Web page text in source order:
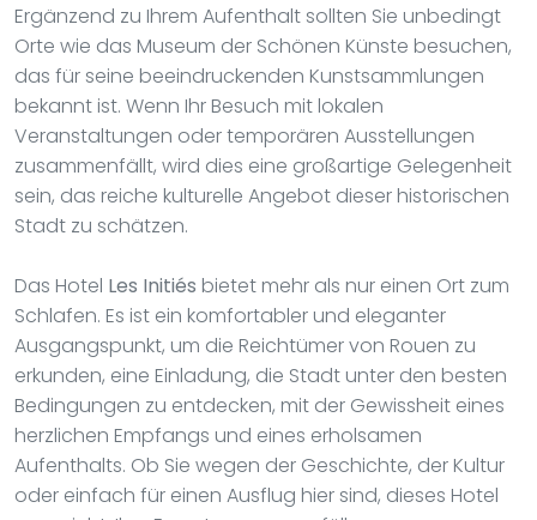
Ergänzend zu Ihrem Aufenthalt sollten Sie unbedingt
Orte wie das Museum der Schönen Künste besuchen,
das für seine beeindruckenden Kunstsammlungen
bekannt ist. Wenn Ihr Besuch mit lokalen
Veranstaltungen oder temporären Ausstellungen
zusammenfällt, wird dies eine großartige Gelegenheit
sein, das reiche kulturelle Angebot dieser historischen
Stadt zu schätzen.
Das Hotel Les Initiés bietet mehr als nur einen Ort zum
Schlafen. Es ist ein komfortabler und eleganter
Ausgangspunkt, um die Reichtümer von Rouen zu
erkunden, eine Einladung, die Stadt unter den besten
Bedingungen zu entdecken, mit der Gewissheit eines
herzlichen Empfangs und eines erholsamen
Aufenthalts. Ob Sie wegen der Geschichte, der Kultur
oder einfach für einen Ausflug hier sind, dieses Hotel